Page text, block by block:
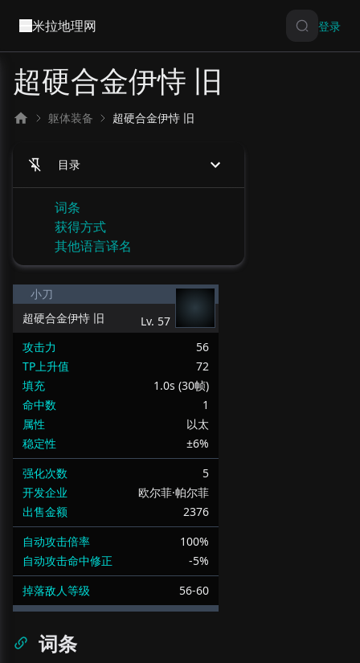
米拉地理网 登录
超硬合金伊恃 旧
躯体装备 超硬合金伊恃 旧
目录
词条
获得方式
其他语言译名
小刀
超硬合金伊恃 旧
Lv. 57
攻击力
56
TP上升值
72
填充
1.0s (30帧)
命中数
1
属性
以太
稳定性
±6%
强化次数
5
开发企业
欧尔菲·帕尔菲
出售金额
2376
自动攻击倍率
100%
自动攻击命中修正
-5%
掉落敌人等级
56-60
词条